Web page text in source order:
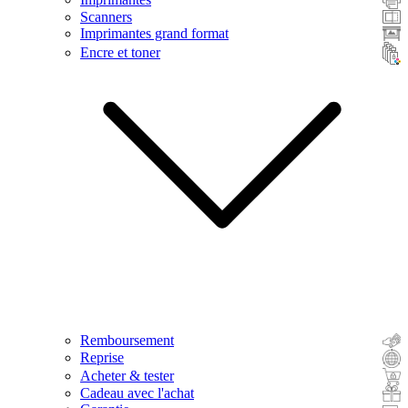
Scanners
Imprimantes grand format
Encre et toner
Remboursement
Reprise
Acheter & tester
Cadeau avec l'achat